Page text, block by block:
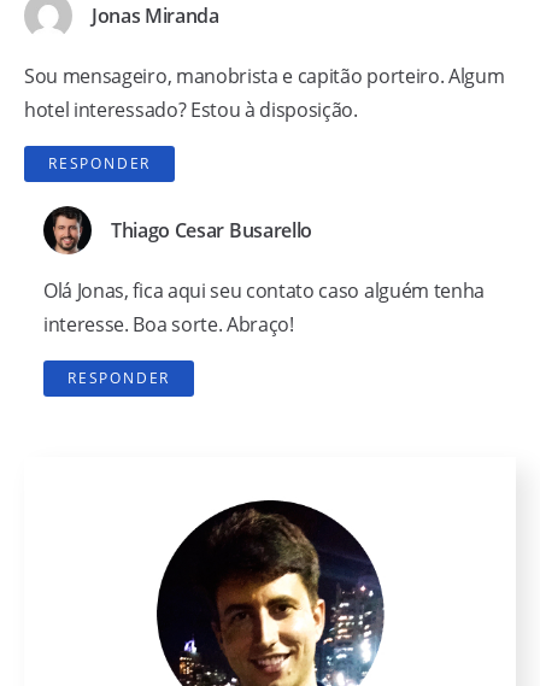
Jonas Miranda
Sou mensageiro, manobrista e capitão porteiro. Algum
hotel interessado? Estou à disposição.
RESPONDER
Thiago Cesar Busarello
Olá Jonas, fica aqui seu contato caso alguém tenha
interesse. Boa sorte. Abraço!
RESPONDER